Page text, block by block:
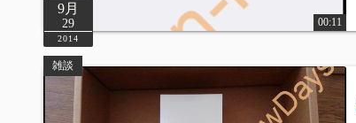
9月
29
2014
00:11
雑談